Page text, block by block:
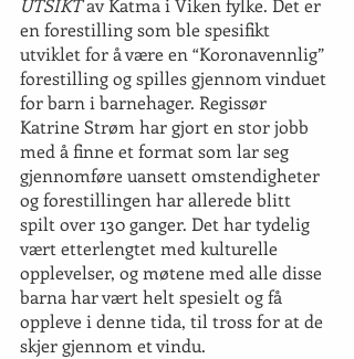
UTSIKT av Katma i Viken fylke. Det er
en forestilling som ble spesifikt
utviklet for å være en “Koronavennlig”
forestilling og spilles gjennom vinduet
for barn i barnehager. Regissør
Katrine Strøm har gjort en stor jobb
med å finne et format som lar seg
gjennomføre uansett omstendigheter
og forestillingen har allerede blitt
spilt over 130 ganger. Det har tydelig
vært etterlengtet med kulturelle
opplevelser, og møtene med alle disse
barna har vært helt spesielt og få
oppleve i denne tida, til tross for at de
skjer gjennom et vindu.